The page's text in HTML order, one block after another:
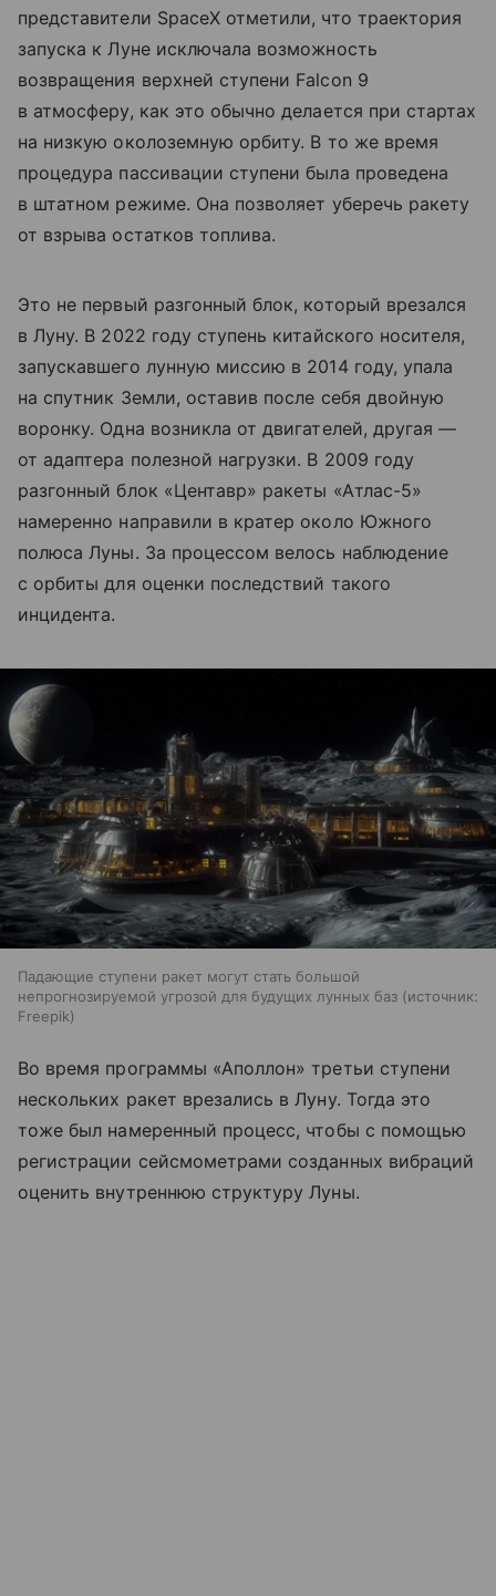
представители SpaceX отметили, что траектория
запуска к Луне исключала возможность
возвращения верхней ступени Falcon 9
в атмосферу, как это обычно делается при стартах
на низкую околоземную орбиту. В то же время
процедура пассивации ступени была проведена
в штатном режиме. Она позволяет уберечь ракету
от взрыва остатков топлива.
Это не первый разгонный блок, который врезался
в Луну. В 2022 году ступень китайского носителя,
запускавшего лунную миссию в 2014 году, упала
на спутник Земли, оставив после себя двойную
воронку. Одна возникла от двигателей, другая —
от адаптера полезной нагрузки. В 2009 году
разгонный блок «Центавр» ракеты «Атлас-5»
намеренно направили в кратер около Южного
полюса Луны. За процессом велось наблюдение
с орбиты для оценки последствий такого
инцидента.
Падающие ступени ракет могут стать большой
непрогнозируемой угрозой для будущих лунных баз
источник:
Freepik
Во время программы «Аполлон» третьи ступени
нескольких ракет врезались в Луну. Тогда это
тоже был намеренный процесс, чтобы с помощью
регистрации сейсмометрами созданных вибраций
оценить внутреннюю структуру Луны.